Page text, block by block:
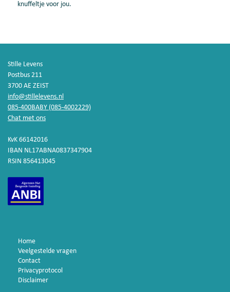
knuffeltje voor jou.
Stille Levens
Postbus 211
3700 AE ZEIST
info@stillelevens.nl
085-400BABY (085-4002229)
Chat met ons
KvK 66142016
IBAN NL17ABNA0837347904
RSIN 856413045
Home
Veelgestelde vragen
Contact
Privacyprotocol
Disclaimer